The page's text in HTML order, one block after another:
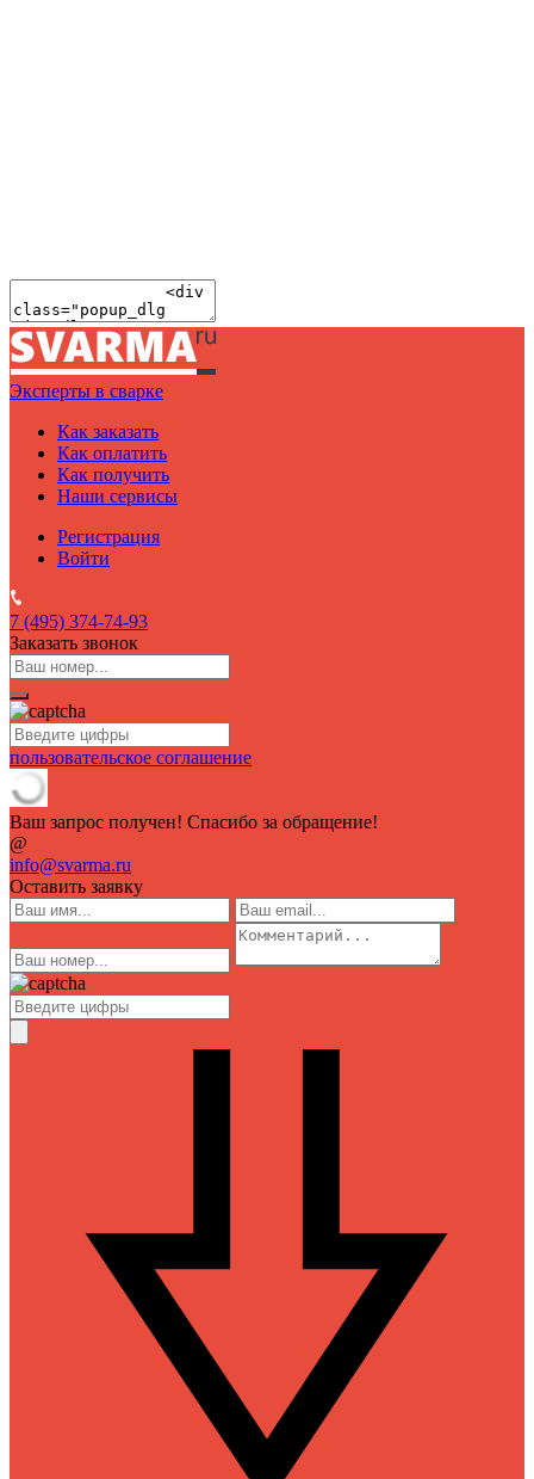
Эксперты в сварке
Как заказать
Как оплатить
Как получить
Наши сервисы
Регистрация
Войти
7 (495) 374-74-93
Заказать звонок
пользовательское соглашение
Ваш запрос получен! Спасибо за обращение!
@
info@svarma.ru
Оставить заявку